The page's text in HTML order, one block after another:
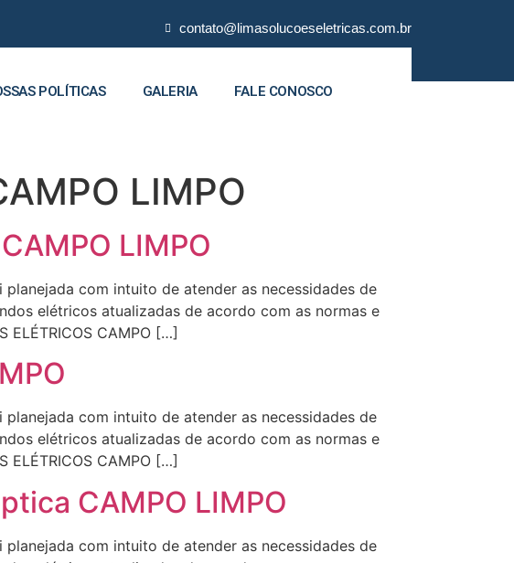
contato@limasolucoeseletricas.com.br
POLÍTICAS GALERIA FALE CONOSCO
LIMPO
LIMPO
com intuito de atender as necessidades de
elétricos atualizadas de acordo com as normas e
ELÉTRICOS CAMPO […]
com intuito de atender as necessidades de
elétricos atualizadas de acordo com as normas e
ELÉTRICOS CAMPO […]
CAMPO LIMPO
com intuito de atender as necessidades de